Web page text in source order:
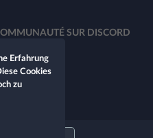
SUR DISCORD
Erfahrung
Cookies
zu